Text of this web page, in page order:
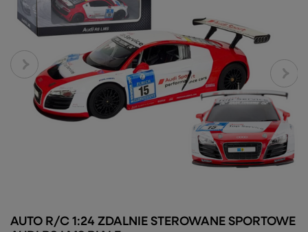
AUTO R/C 1:24 ZDALNIE STEROWANE SPORTOWE